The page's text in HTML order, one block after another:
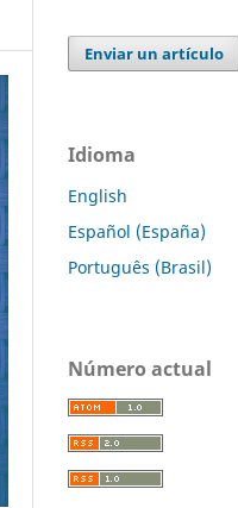
Enviar un artículo
Idioma
English
Español (España)
Português (Brasil)
Número actual